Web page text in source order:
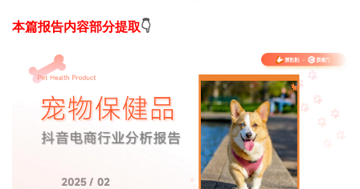
本篇报告内容部分提取👇